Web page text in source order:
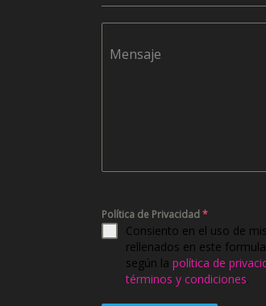
Mensaje
Política de Privacidad *
Consiento en el uso de
rellenados en este
según la política de
términos y condiciones.